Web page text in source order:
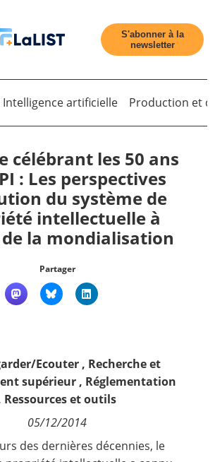
?
S'abonner à la
newsletter
Intelligence artificielle Production et
célébrant les 50 ans
: Les perspectives
du système de
intellectuelle à
de la mondialisation
Partager
Ecouter, Recherche et
supérieur, Réglementation
Ressources et outils
05/12/2014
des dernières décennies, le